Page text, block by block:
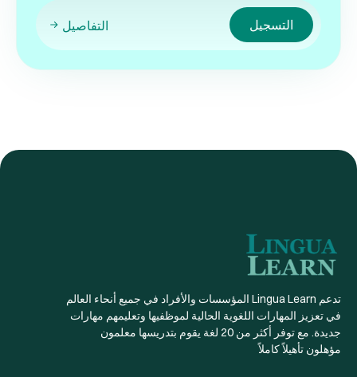
التسجيل التفاصيل
تدعم Lingua Learn المؤسسات والأفراد في جميع أنحاء العالم
في تعزيز المهارات اللغوية الحالية لموظفيها وتعليمهم مهارات
جديدة. مع توفر أكثر من 20 لغة يقوم بتدريسها معلمون
مؤهلون تأهيلاً كاملاً